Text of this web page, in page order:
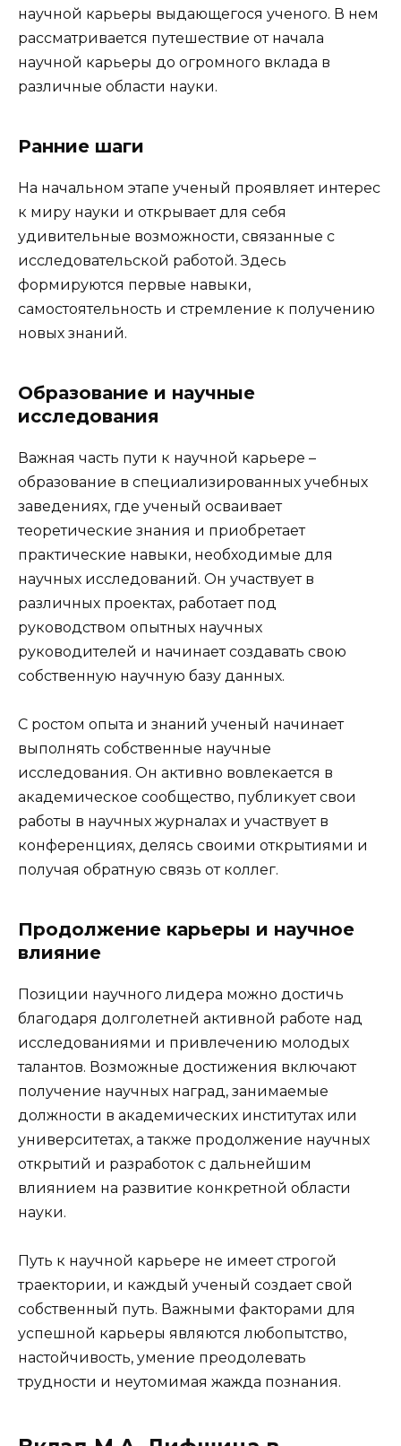
научной карьеры выдающегося ученого. В нем
рассматривается путешествие от начала
научной карьеры до огромного вклада в
различные области науки.
Ранние шаги
На начальном этапе ученый проявляет интерес
к миру науки и открывает для себя
удивительные возможности, связанные с
исследовательской работой. Здесь
формируются первые навыки,
самостоятельность и стремление к получению
новых знаний.
Образование и научные
исследования
Важная часть пути к научной карьере –
образование в специализированных учебных
заведениях, где ученый осваивает
теоретические знания и приобретает
практические навыки, необходимые для
научных исследований. Он участвует в
различных проектах, работает под
руководством опытных научных
руководителей и начинает создавать свою
собственную научную базу данных.
С ростом опыта и знаний ученый начинает
выполнять собственные научные
исследования. Он активно вовлекается в
академическое сообщество, публикует свои
работы в научных журналах и участвует в
конференциях, делясь своими открытиями и
получая обратную связь от коллег.
Продолжение карьеры и научное
влияние
Позиции научного лидера можно достичь
благодаря долголетней активной работе над
исследованиями и привлечению молодых
талантов. Возможные достижения включают
получение научных наград, занимаемые
должности в академических институтах или
университетах, а также продолжение научных
открытий и разработок с дальнейшим
влиянием на развитие конкретной области
науки.
Путь к научной карьере не имеет строгой
траектории, и каждый ученый создает свой
собственный путь. Важными факторами для
успешной карьеры являются любопытство,
настойчивость, умение преодолевать
трудности и неутомимая жажда познания.